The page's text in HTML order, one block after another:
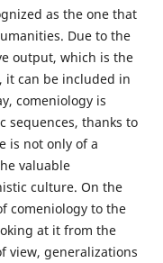
as the one that
Due to the
output, which is the
it can be included in
comeniology is
sequences, thanks to
is not only of a
valuable
culture. On the
comeniology to the
at it from the
view, generalizations